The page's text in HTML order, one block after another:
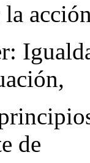
la
de